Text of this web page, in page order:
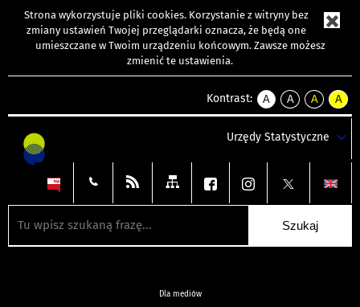
Strona wykorzystuje pliki cookies. Korzystanie z witryny bez
zmiany ustawień Twojej przeglądarki oznacza, że będą one
umieszczane w Twoim urządzeniu końcowym. Zawsze możesz
zmienić te ustawienia.
Kontrast:
A
kontrast
A
kontrast
tekst
czarnym
A
kontrast
tekst
czarnym
A
tekst
żółtym
Urzędy Statystyczne
Dla mediów